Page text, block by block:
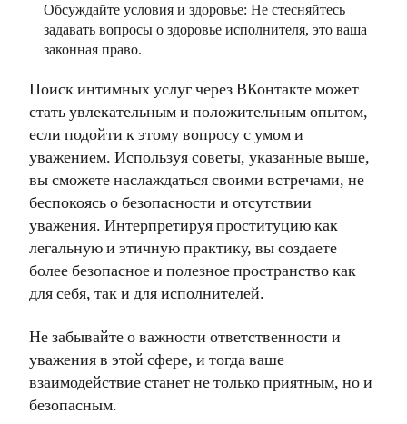
Обсуждайте условия и здоровье: Не стесняйтесь
задавать вопросы о здоровье исполнителя, это ваша
законная право.
Поиск интимных услуг через ВКонтакте может
стать увлекательным и положительным опытом,
если подойти к этому вопросу с умом и
уважением. Используя советы, указанные выше,
вы сможете наслаждаться своими встречами, не
беспокоясь о безопасности и отсутствии
уважения. Интерпретируя проституцию как
легальную и этичную практику, вы создаете
более безопасное и полезное пространство как
для себя, так и для исполнителей.
Не забывайте о важности ответственности и
уважения в этой сфере, и тогда ваше
взаимодействие станет не только приятным, но и
безопасным.